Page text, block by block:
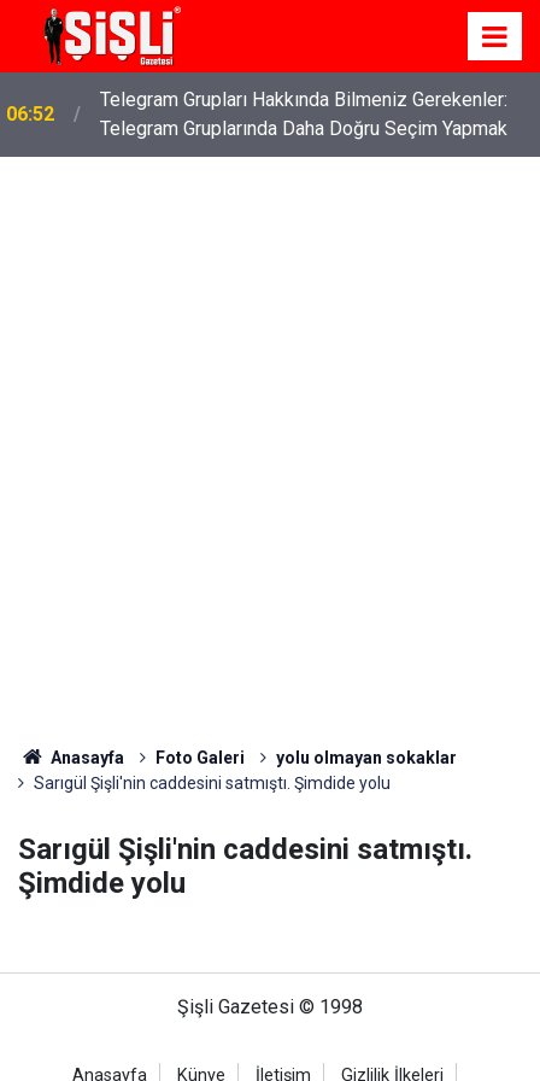
06:52
Telegram Grupları Hakkında Bilmeniz Gerekenler:
Telegram Gruplarında Daha Doğru Seçim Yapmak
Anasayfa Foto Galeri
yolu olmayan sokaklar
Sarıgül Şişli'nin caddesini satmıştı. Şimdide yolu
Sarıgül Şişli'nin caddesini satmıştı.
Şimdide yolu
Şişli Gazetesi © 1998
Anasayfa Künye İletişim Gizlilik İlkeleri